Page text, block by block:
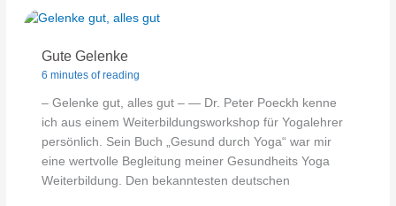
Gute Gelenke
6 minutes of reading
– Gelenke gut, alles gut – — Dr. Peter Poeckh kenne
ich aus einem Weiterbildungsworkshop für Yogalehrer
persönlich. Sein Buch „Gesund durch Yoga“ war mir
eine wertvolle Begleitung meiner Gesundheits Yoga
Weiterbildung. Den bekanntesten deutschen